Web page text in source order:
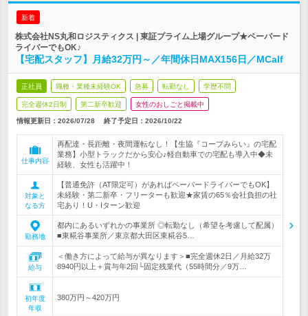
新着
株式会社NS丸和ロジスティクス | 東証プライム上場グループ★ペーパード
ライバーでもOK♪
【宅配スタッフ】月給32万円～／年間休日MAX156日／MCalf
正社員 職種・業種未経験OK 急募 転勤なし 学歴不問
完全週休2日制 第二新卒歓迎 女性のおしごと掲載中
情報更新日：2026/07/28 終了予定日： 2026/10/22
仕事内容
再配達・長距離・夜間運転なし！【生協『コープみらい』の宅配
業務】小型トラックだから安心♪軽自動車での宅配も導入中◆未
経験、女性も活躍中！
対象と
なる方
【普通免許（AT限定可）があればペーパードライバーでもOK】
未経験・第二新卒・フリーターも歓迎★家賃の65％会社負担の社
宅あり！U・Iターン歓迎
勤務地
都内にあるいずれかの事業所 ◎転勤なし（希望を考慮して配属）
■東糀谷事業所／東京都大田区東糀谷5…
給与
＜働き方によって給与が異なります＞■完全週休2日／月給32万
8940円以上＋賞与年2回└固定残業代（55時間分／9万…
初年度
年収
380万円～420万円